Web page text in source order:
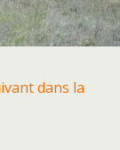
dans la